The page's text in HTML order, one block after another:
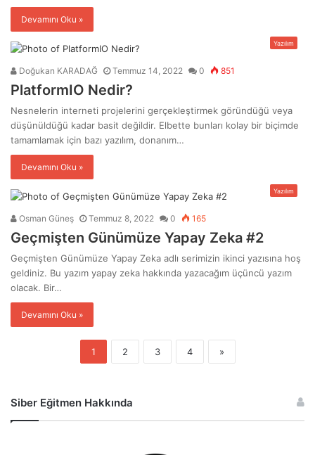
Devamını Oku »
Yazılım
Doğukan KARADAĞ Temmuz 14, 2022 0 851
PlatformIO Nedir?
Nesnelerin interneti projelerini gerçekleştirmek göründüğü veya
düşünüldüğü kadar basit değildir. Elbette bunları kolay bir biçimde
tamamlamak için bazı yazılım, donanım…
Devamını Oku »
Yazılım
Osman Güneş Temmuz 8, 2022 0 165
Geçmişten Günümüze Yapay Zeka #2
Geçmişten Günümüze Yapay Zeka adlı serimizin ikinci yazısına hoş
geldiniz. Bu yazım yapay zeka hakkında yazacağım üçüncü yazım
olacak. Bir…
Devamını Oku »
1 2 3 4 »
Siber Eğitmen Hakkında